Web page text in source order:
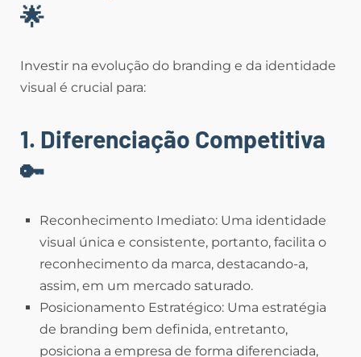
🌟
Investir na evolução do branding e da identidade
visual é crucial para:
1. Diferenciação Competitiva
🔑
Reconhecimento Imediato: Uma identidade
visual única e consistente, portanto, facilita o
reconhecimento da marca, destacando-a,
assim, em um mercado saturado.
Posicionamento Estratégico: Uma estratégia
de branding bem definida, entretanto,
posiciona a empresa de forma diferenciada,